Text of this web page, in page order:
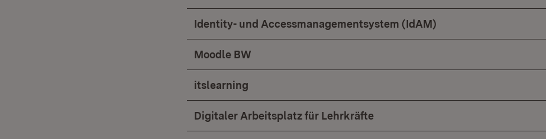
Identity- und Accessmanagementsystem (IdAM)
Moodle BW
itslearning
Digitaler Arbeitsplatz für Lehrkräfte